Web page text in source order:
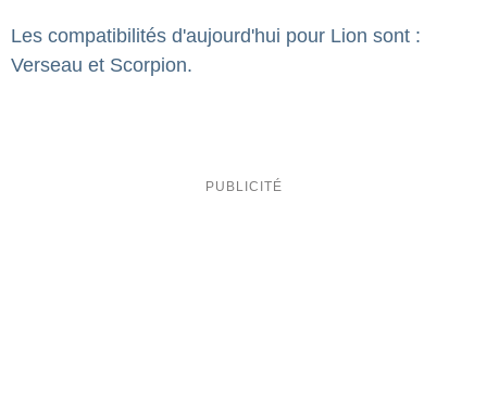
Les compatibilités d'aujourd'hui pour Lion sont :
Verseau et Scorpion.